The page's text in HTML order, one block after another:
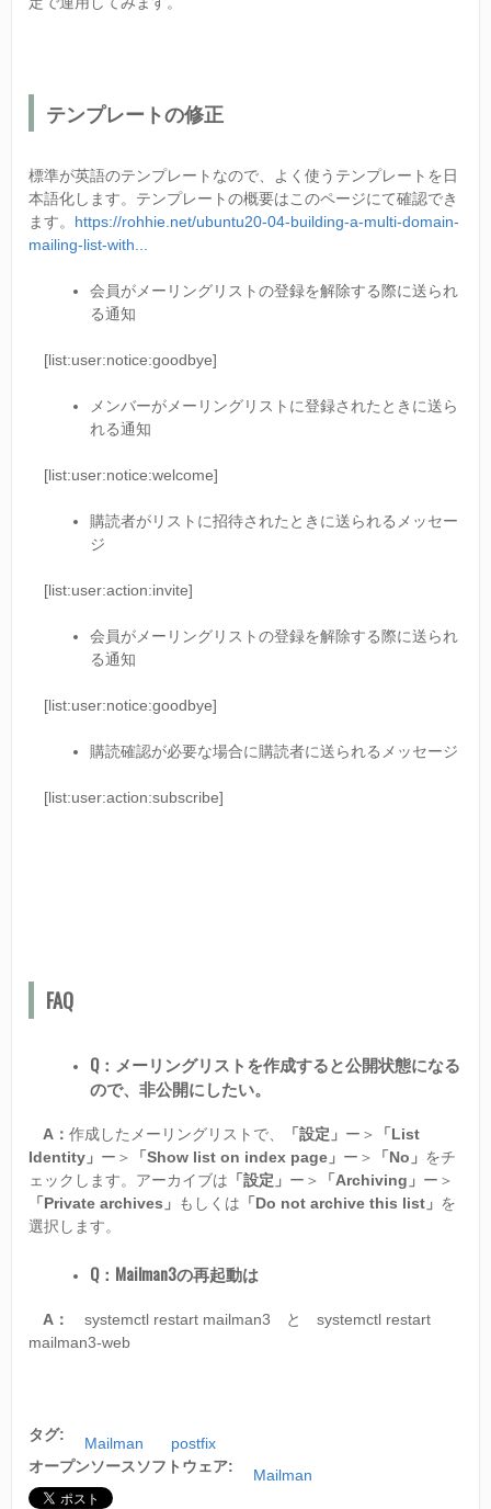
テンプレートの修正
標準が英語のテンプレートなので、よく使うテンプレートを日
本語化します。テンプレートの概要はこのページにて確認でき
ます。 https://rohhie.net/ubuntu20-04-building-a-multi-domain-
mailing-list-with...
会員がメーリングリストの登録を解除する際に送られ
る通知
[list:user:notice:goodbye]
メンバーがメーリングリストに登録されたときに送ら
れる通知
[list:user:notice:welcome]
購読者がリストに招待されたときに送られるメッセー
ジ
[list:user:action:invite]
会員がメーリングリストの登録を解除する際に送られ
る通知
[list:user:notice:goodbye]
購読確認が必要な場合に購読者に送られるメッセージ
[list:user:action:subscribe]
FAQ
Q：メーリングリストを作成すると公開状態になる
ので、非公開にしたい。
A： 作成したメーリングリストで、 「設定」 ー＞
「List
Identity」 ー＞ 「Show list on index page」 ー＞ 「No」 をチ
ェックします。アーカイブは 「設定」 ー＞ 「Archiving」 ー＞
「Private archives」 もしくは 「Do not archive this list」 を
選択します。
Q：Mailman3の再起動は
A： systemctl restart mailman3 と systemctl restart
mailman3-web
タグ: Mailman
postfix
オープンソースソフトウェア:
Mailman